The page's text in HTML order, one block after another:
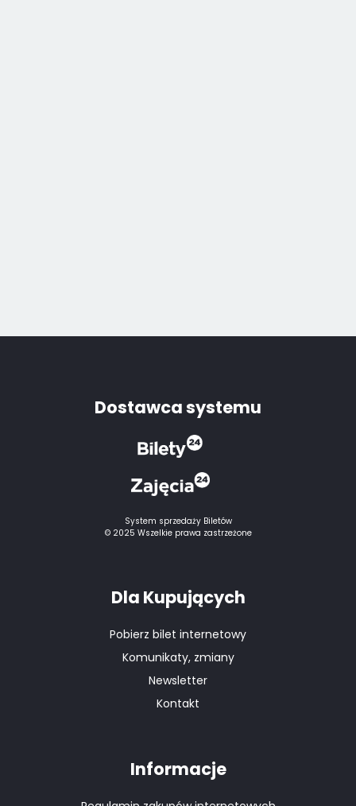
Dostawca systemu
System sprzedaży Biletów
© 2025 Wszelkie prawa zastrzeżone
Dla Kupujących
Pobierz bilet internetowy
Komunikaty, zmiany
Newsletter
Kontakt
Informacje